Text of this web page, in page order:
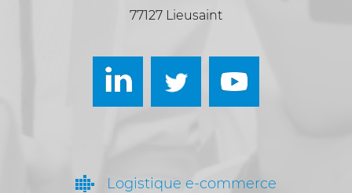
77127 Lieusaint
Logistique e-commerce